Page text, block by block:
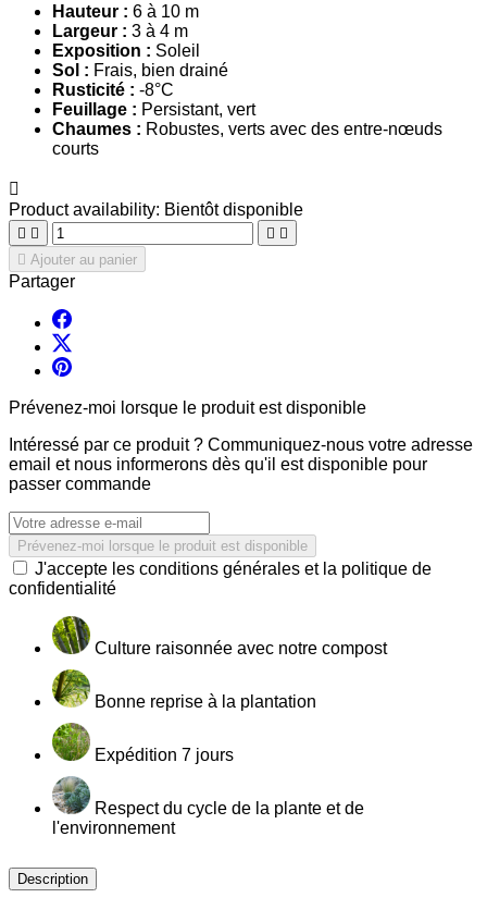
Hauteur : 6 à 10 m
Largeur : 3 à 4 m
Exposition : Soleil
Sol : Frais, bien drainé
Rusticité : -8°C
Feuillage : Persistant, vert
Chaumes : Robustes, verts avec des entre-nœuds
courts

Product availability: Bientôt disponible
   
 Ajouter au panier
Partager
Prévenez-moi lorsque le produit est disponible
Intéressé par ce produit ? Communiquez-nous votre adresse
email et nous informerons dès qu'il est disponible pour
passer commande
Prévenez-moi lorsque le produit est disponible
J'accepte les conditions générales et la politique de
confidentialité
Culture raisonnée avec notre compost
Bonne reprise à la plantation
Expédition 7 jours
Respect du cycle de la plante et de
l'environnement
Description